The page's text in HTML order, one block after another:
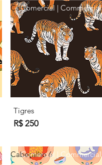
Cabeçalho 6
Comercial | Commercial
Tigres
R$ 250
Cabeçalho 6
Comercial | Commercial